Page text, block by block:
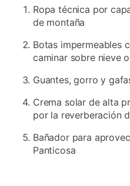
Ropa técnica por
de montaña
Botas impermeables
caminar sobre nieve
Guantes, gorro y
Crema solar de alta
por la reverberación
Bañador para
Panticosa